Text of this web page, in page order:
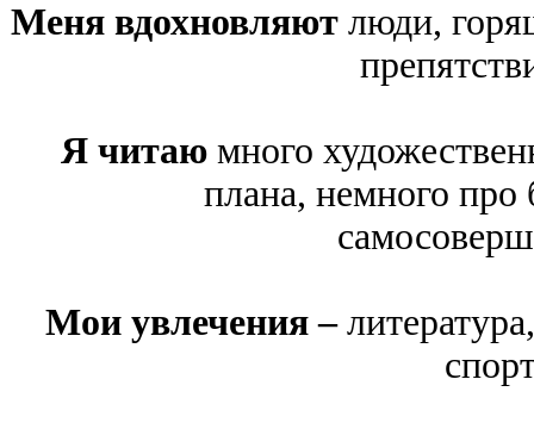
Меня вдохновляют люди,
Я читаю много
плана, немного про
Мои увлечения –